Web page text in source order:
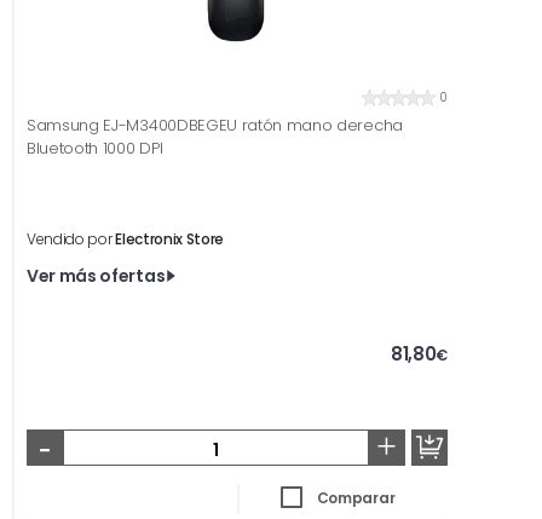
0
Samsung EJ-M3400DBEGEU ratón mano derecha
Bluetooth 1000 DPI
Vendido porElectronix Store
Ver más ofertas
81,80€
- +
Comparar